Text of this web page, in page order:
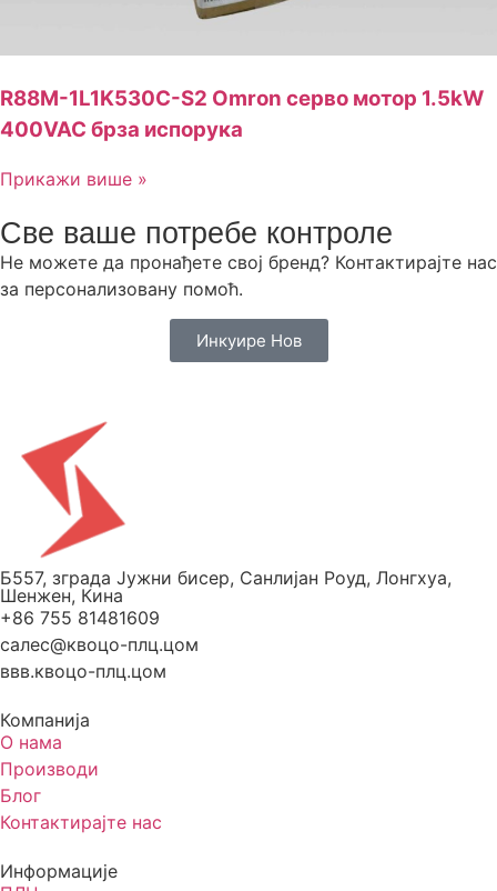
R88M-1L1K530C-S2 Omron серво мотор 1.5kW
400VAC брза испорука
Прикажи више »
Све ваше потребе контроле
Не можете да пронађете свој бренд? Контактирајте нас
за персонализовану помоћ.
Инкуире Нов
Б557, зграда Јужни бисер, Санлијан Роуд, Лонгхуа,
Шенжен, Кина
+86 755 81481609
салес@квоцо-плц.цом
ввв.квоцо-плц.цом
Компанија
О нама
Производи
Блог
Контактирајте нас
Информације